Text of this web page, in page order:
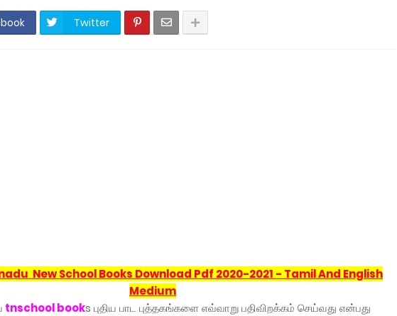
Twitter
New School Books Download Pdf 2020-2021 - Tamil And English
Medium
tnschool books புதிய பாட புத்தகங்களை எவ்வாறு பதிவிறக்கம் செய்வது என்பது